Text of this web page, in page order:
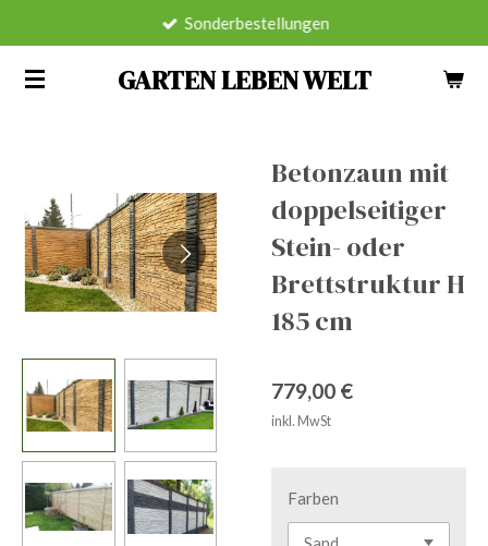
springen
GARTEN LEBEN WELT
Sonderbestellungen
Betonzaun mit
doppelseitiger
Stein- oder
Brettstruktur H
185 cm
779,00 €
inkl. MwSt
Farben